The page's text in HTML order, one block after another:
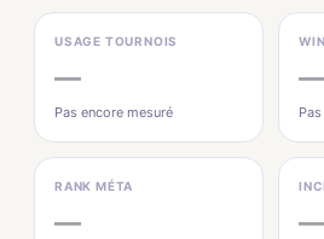
USAGE TOURNOIS
—
Pas encore mesuré
—
RANK MÉTA
— —